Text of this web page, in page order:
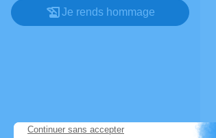
Je rends hommage